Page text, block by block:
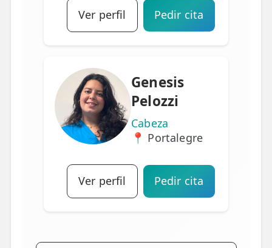
Ver perfil Pedir cita
Genesis
Pelozzi
Cabeza
📍 Portalegre
Ver perfil Pedir cita